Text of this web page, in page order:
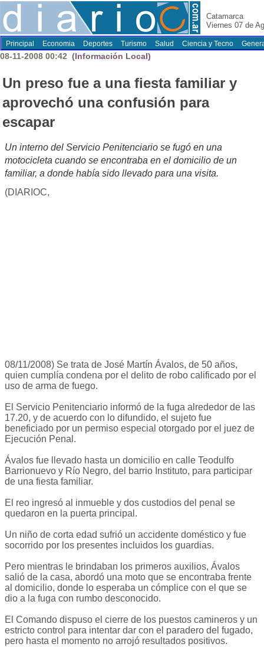
Catamarca
Viernes 07 de
Principal Economia Deportes Turismo Salud Ciencia y Tecno
08-11-2008 00:42 (Información Local)
Un preso fue a una fiesta familiar y
aprovechó una confusión para
escapar
Un interno del Servicio Penitenciario se fugó en una
motocicleta cuando se encontraba en el domicilio de un
familiar, a donde había sido llevado para una visita.
(DIARIOC,
08/11/2008) Se trata de José Martín Ávalos, de 50 años,
quien cumplía condena por el delito de robo calificado por el
uso de arma de fuego.
El Servicio Penitenciario informó de la fuga alrededor de las
17.20, y de acuerdo con lo difundido, el sujeto fue
beneficiado por un permiso especial otorgado por el juez de
Ejecución Penal.
Ávalos fue llevado hasta un domicilio en calle Teodulfo
Barrionuevo y Río Negro, del barrio Instituto, para participar
de una fiesta familiar.
El reo ingresó al inmueble y dos custodios del penal se
quedaron en la puerta principal.
Un niño de corta edad sufrió un accidente doméstico y fue
socorrido por los presentes incluidos los guardias.
Pero mientras le brindaban los primeros auxilios, Ávalos
salió de la casa, abordó una moto que se encontraba frente
al domicilio, donde lo esperaba un cómplice con el que se
dio a la fuga con rumbo desconocido.
El Comando dispuso el cierre de los puestos camineros y un
estricto control para intentar dar con el paradero del fugado,
pero hasta el momento no arrojó resultados positivos.